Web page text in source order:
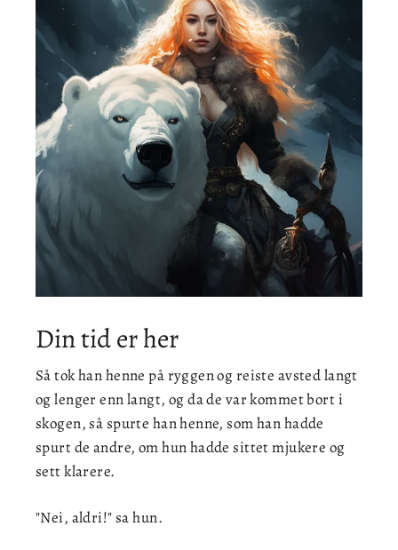
Din tid er her
Så tok han henne på ryggen og reiste avsted langt
og lenger enn langt, og da de var kommet bort i
skogen, så spurte han henne, som han hadde
spurt de andre, om hun hadde sittet mjukere og
sett klarere.
"Nei, aldri!" sa hun.